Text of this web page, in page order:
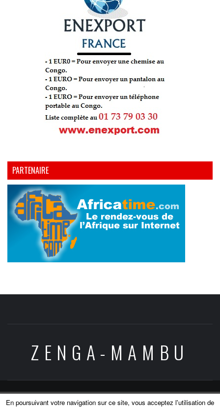
PARTENAIRE
ZENGA-MAMBU
Copyright © All rights reserved.|Theme:Elegant
En poursuivant votre navigation sur ce site, vous acceptez l'utilisation de